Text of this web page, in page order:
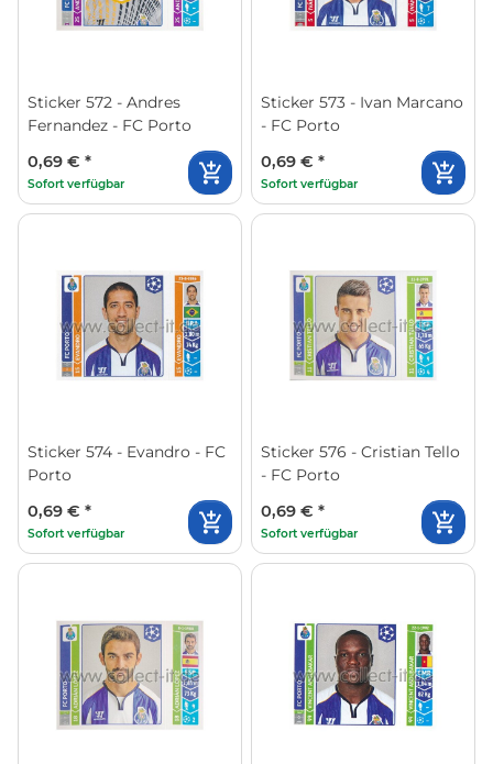
Sticker 572 - Andres
Fernandez - FC Porto
0,69 € *
Sofort verfügbar
Sticker 573 - Ivan Marcano
- FC Porto
0,69 € *
Sofort verfügbar
Sticker 574 - Evandro - FC
Porto
0,69 € *
Sofort verfügbar
Sticker 576 - Cristian Tello
- FC Porto
0,69 € *
Sofort verfügbar